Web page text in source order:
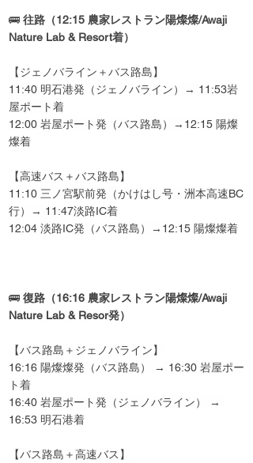
🚌 往路（12:15 農家レストラン陽燦燦/Awaji
Nature Lab & Resort着）
【ジェノバライン＋バス路島】
11:40 明石港発（ジェノバライン）→ 11:53岩
屋ポート着
12:00 岩屋ポート発（バス路島）→12:15 陽燦
燦着
【高速バス＋バス路島】
11:10 三ノ宮駅前発（かけはし号・洲本高速BC
行）→ 11:47淡路IC着
12:04 淡路IC発（バス路島）→12:15 陽燦燦着
🚌 復路（16:16 農家レストラン陽燦燦/Awaji
Nature Lab & Resor発）
【バス路島＋ジェノバライン】
16:16 陽燦燦発（バス路島） → 16:30 岩屋ポー
ト着
16:40 岩屋ポート発（ジェノバライン） →
16:53 明石港着
【バス路島＋高速バス】